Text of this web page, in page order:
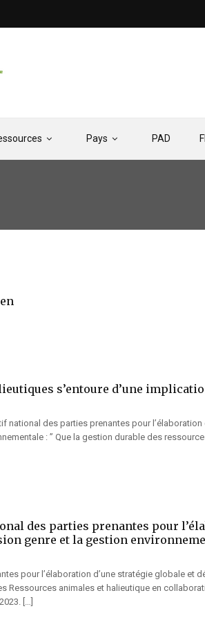
Pays PAD
s’entoure d’une
national des parties prenantes pour
: ” Que la gestion durable des
des parties prenantes pour
genre et la gestion
pour l’élaboration d’une stratégie globale et
Ressources animales et halieutique en
[…]